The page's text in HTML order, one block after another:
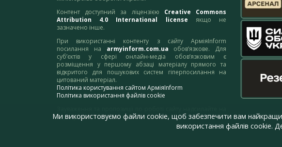
Контент доступний за ліцензією Creative Commons
Attribution 4.0 International license якщо не
зазначено інше.
При використанні контенту з сайту АрміяInform
посилання на armyinform.com.ua обов’язкове. Для
суб’єктів у сфері онлайн-медіа обов’язковим є
розміщення у першому абзаці матеріалу прямого та
відкритого для пошукових систем гіперпосилання на
цитований матеріал.
Політика користування сайтом АрміяInform
Політика використання файлів cookie
адресу:webmaster@armyinform.com.ua
Ми використовуємо файли cookie, щоб забезпечити вам
використання файлів cookie.